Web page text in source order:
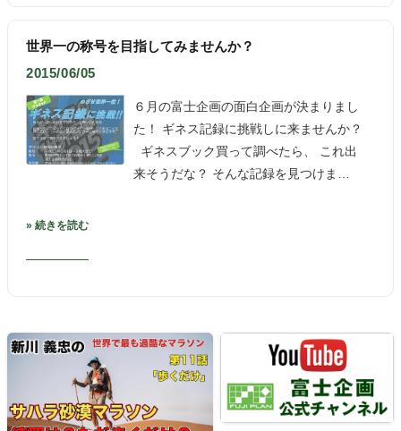
世界一の称号を目指してみませんか？
2015/06/05
６月の富士企画の面白企画が決まりまし
た！ ギネス記録に挑戦しに来ませんか？
ギネスブック買って調べたら、 これ出
来そうだな？ そんな記録を見つけま…
» 続きを読む